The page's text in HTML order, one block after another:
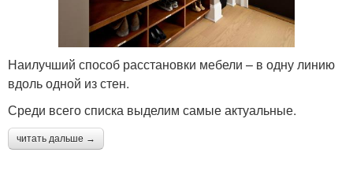
Наилучший способ расстановки мебели – в одну линию
вдоль одной из стен.
Среди всего списка выделим самые актуальные.
читать дальше →